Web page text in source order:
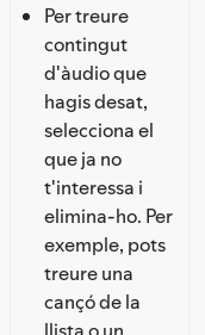
Per treure
contingut
d'àudio que
hagis desat,
selecciona el
que ja no
t'interessa i
elimina-ho. Per
exemple, pots
treure una
cançó de la
llista o un